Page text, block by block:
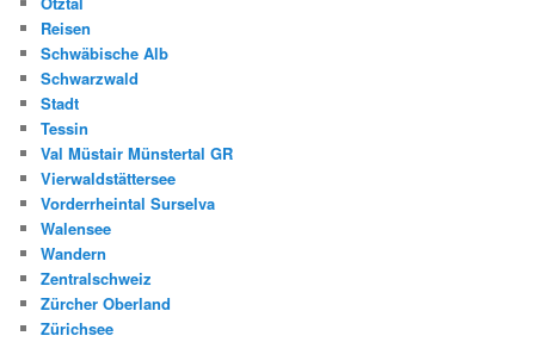
Reisen
Schwäbische Alb
Schwarzwald
Stadt
Tessin
Val Müstair Münstertal GR
Vierwaldstättersee
Vorderrheintal Surselva
Walensee
Wandern
Zentralschweiz
Zürcher Oberland
Zürichsee